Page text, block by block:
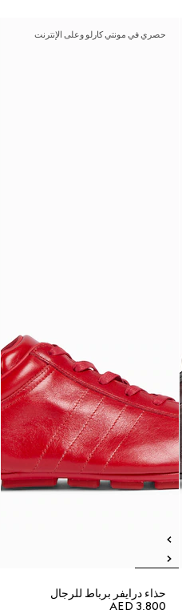
حصري في مونتي كارلو وعلى الإنترنت
حذاء درايفر برباط للرجال
AED 3,800